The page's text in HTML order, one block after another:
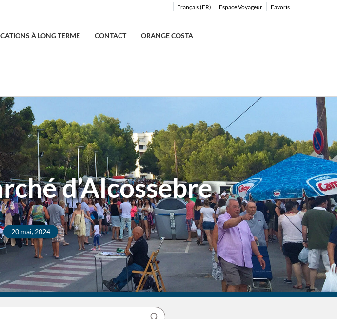
Favoris
Espace Voyageur
Français (FR)
À LONG TERME CONTACT ORANGE COSTA
d’Alcossebre
20 mai, 2024